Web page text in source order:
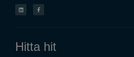
Hitta hit